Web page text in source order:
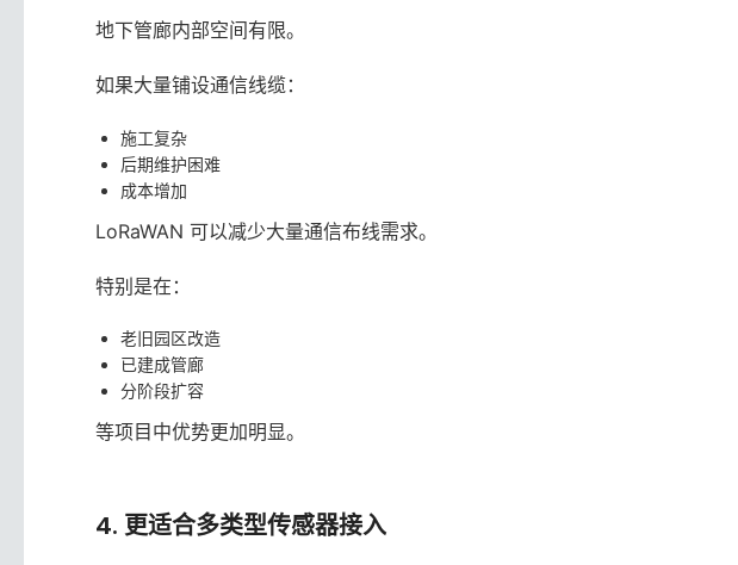
地下管廊内部空间有限。
如果大量铺设通信线缆：
施工复杂
后期维护困难
成本增加
LoRaWAN 可以减少大量通信布线需求。
特别是在：
老旧园区改造
已建成管廊
分阶段扩容
等项目中优势更加明显。
4. 更适合多类型传感器接入